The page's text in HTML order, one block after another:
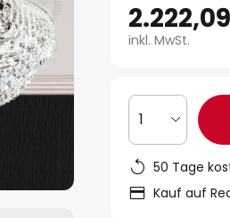
inkl. MwSt.
1
50 Tage
Kauf auf